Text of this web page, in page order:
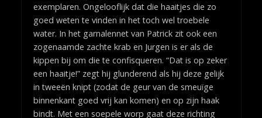
exemplaren. Ongelooflijk dat die haaitjes die zo
goed weten te vinden in het toch wel troebele
water. In het garnalennet van Patrick zit ook een
zogenaamde zachte krab en Jurgen is er als de
kippen bij om die te confisqueren. “Dat is op zeker
een haaitje!” zegt hij glunderend als hij deze gelijk
in tweeën knipt (zodat de geur van de smeuïge
binnenkant goed vrij kan komen) en op zijn haak
bindt. Met een soepele worp gaat deze richting